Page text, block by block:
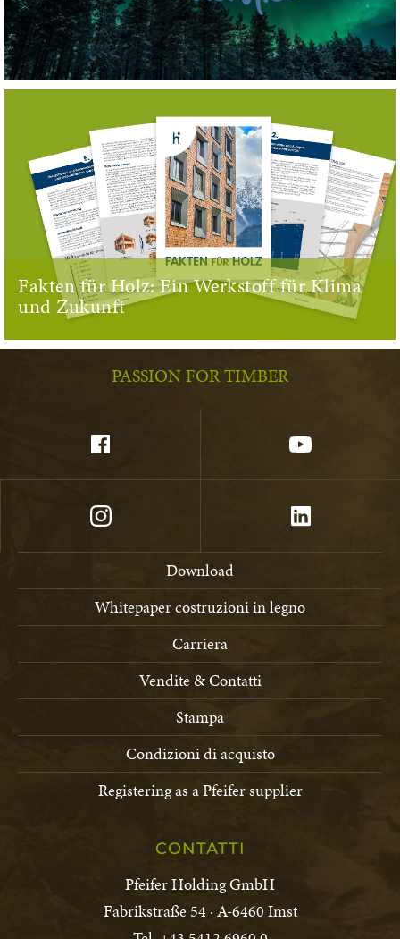
Fakten für Holz: Ein Werkstoff für Klima
und Zukunft
PASSION FOR TIMBER
Download
Whitepaper costruzioni in legno
Carriera
Vendite & Contatti
Stampa
Condizioni di acquisto
Registering as a Pfeifer supplier
CONTATTI
Pfeifer Holding GmbH
Fabrikstraße 54 · A-6460 Imst